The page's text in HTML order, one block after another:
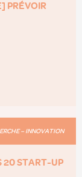
PRÉVOIR
– INNOVATION
20 START-UP